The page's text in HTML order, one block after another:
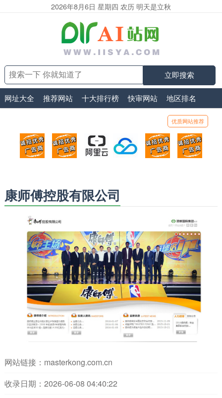
2026年8月6日 星期四 农历 明天是立秋
立即搜索
网址大全 推荐网站 十大排行榜 快审网站 地区排名
优质网站推荐
顶部广告位1
广告位招商_广告位待售
顶部广告位2
广告位招商_广告位待售
阿里云
打折活动、99元/年
腾讯云
优惠打折，99元/年
顶部广告位5
广告位招商_
康师傅控股有限公司
网站链接： masterkong.com.cn
收录日期：2026-06-08 04:40:22